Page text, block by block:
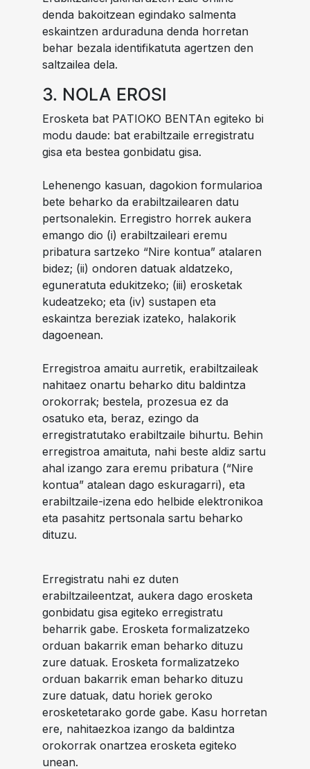
denda bakoitzean egindako salmenta
eskaintzen arduraduna denda horretan
behar bezala identifikatuta agertzen den
saltzailea dela.
3. NOLA EROSI
Erosketa bat PATIOKO BENTAn egiteko bi
modu daude: bat erabiltzaile erregistratu
gisa eta bestea gonbidatu gisa.
Lehenengo kasuan, dagokion formularioa
bete beharko da erabiltzailearen datu
pertsonalekin. Erregistro horrek aukera
emango dio (i) erabiltzaileari eremu
pribatura sartzeko “Nire kontua” atalaren
bidez; (ii) ondoren datuak aldatzeko,
eguneratuta edukitzeko; (iii) erosketak
kudeatzeko; eta (iv) sustapen eta
eskaintza bereziak izateko, halakorik
dagoenean.
Erregistroa amaitu aurretik, erabiltzaileak
nahitaez onartu beharko ditu baldintza
orokorrak; bestela, prozesua ez da
osatuko eta, beraz, ezingo da
erregistratutako erabiltzaile bihurtu. Behin
erregistroa amaituta, nahi beste aldiz sartu
ahal izango zara eremu pribatura (“Nire
kontua” atalean dago eskuragarri), eta
erabiltzaile-izena edo helbide elektronikoa
eta pasahitz pertsonala sartu beharko
dituzu.
Erregistratu nahi ez duten
erabiltzaileentzat, aukera dago erosketa
gonbidatu gisa egiteko erregistratu
beharrik gabe. Erosketa formalizatzeko
orduan bakarrik eman beharko dituzu
zure datuak. Erosketa formalizatzeko
orduan bakarrik eman beharko dituzu
zure datuak, datu horiek geroko
erosketetarako gorde gabe. Kasu horretan
ere, nahitaezkoa izango da baldintza
orokorrak onartzea erosketa egiteko
unean.